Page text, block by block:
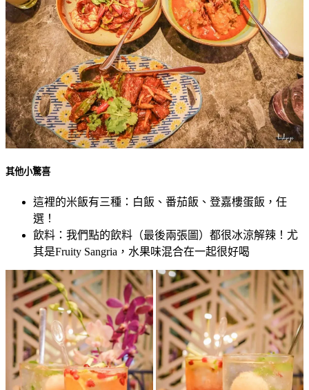
其他小驚喜
這裡的米飯有三種：白飯、番茄飯、登嘉樓蛋飯，任
選！
飲料：我們點的飲料（最後兩張圖）都很冰涼解辣！尤
其是Fruity Sangria，水果味混合在一起很好喝